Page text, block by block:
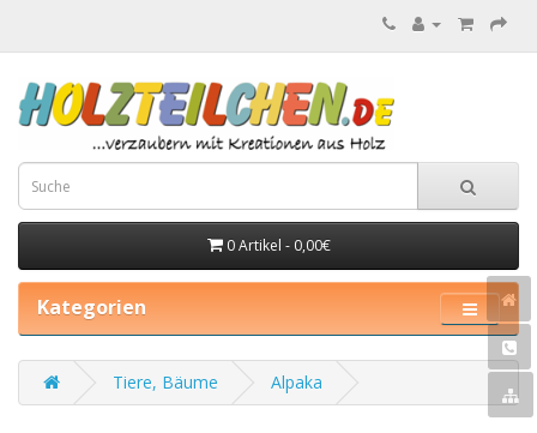
0 Artikel - 0,00€
Kategorien
Tiere, Bäume Alpaka